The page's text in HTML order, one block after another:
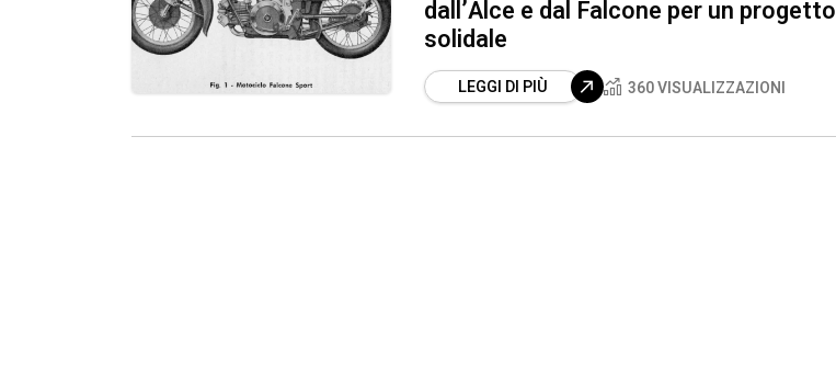
dall’Alce e dal Falcone per un progetto
solidale
LEGGI DI PIÙ 360 VISUALIZZAZIONI